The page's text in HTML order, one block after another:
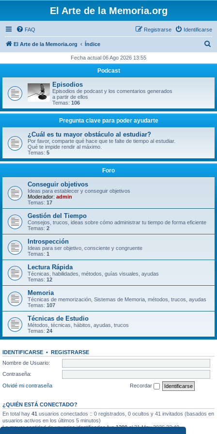
El Arte de la Memoria.org
FAQ Identificarse
Registrarse
El Arte de la Memoria.org Índice
c
Fecha actual 06 Ago 2026 13:55
Podcast
Episodios
Episodios de podcast y los comentarios generados
a partir de ellos
Temas: 106
Pregunta clave para poder ayudarte
¿Cuál es tu mayor obstáculo al estudiar?
Por favor, comparte qué hace que te falte de tiempo al estudiar.
Qué te impide rendir al máximo.
Temas: 5
Foro
Conseguir objetivos
Ideas para establecer y conseguir objetivos
Moderador: admin
Temas: 17
Gestión del Tiempo
Consejos, trucos, ideas sobre cómo administrar tu tiempo de forma eficiente
Temas: 2
Introspección
Ideas para ser objetivo, consciente y congruente
Temas: 1
Lectura Rápida
Técnicas, habilidades, métodos, guías visuales, ayudas
Temas: 12
Memoria
Técnicas de memorización, Sistemas de Memoria, métodos, trucos, ayudas
Temas: 107
Técnicas de Estudio
Métodos, técnicas, hábitos, ayudas, trucos
Temas: 24
IDENTIFICARSE • REGISTRARSE
Nombre de Usuario:
Contraseña:
Olvidé mi contraseña
Recordar
¿QUIÉN ESTÁ CONECTADO?
En total hay 41 usuarios conectados :: 0 registrados, 0 ocultos y 41 invitados (basados en
usuarios activos en los últimos 5 minutos)
La mayor cantidad de usuarios identificados fue1299el 31 May 2026 22:40